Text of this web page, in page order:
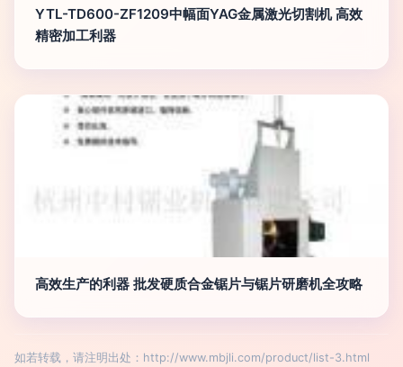
YTL-TD600-ZF1209中幅面YAG金属激光切割机 高效
精密加工利器
高效生产的利器 批发硬质合金锯片与锯片研磨机全攻略
如若转载，请注明出处：http://www.mbjli.com/product/list-3.html